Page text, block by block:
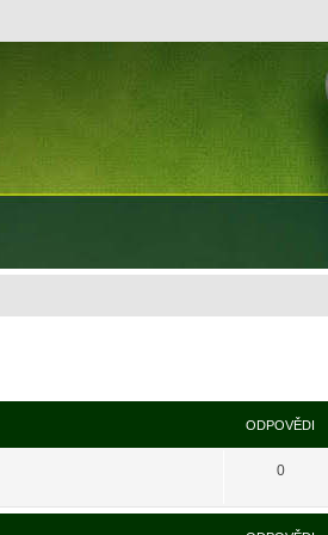
ODPOVĚDI
0